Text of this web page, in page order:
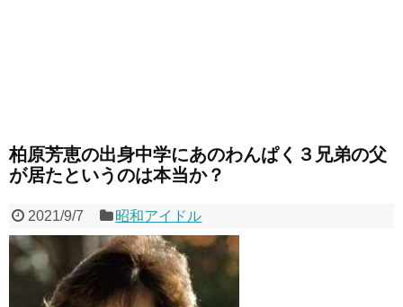
柏原芳恵の出身中学にあのわんぱく３兄弟の父
が居たというのは本当か？
2021/9/7 昭和アイドル